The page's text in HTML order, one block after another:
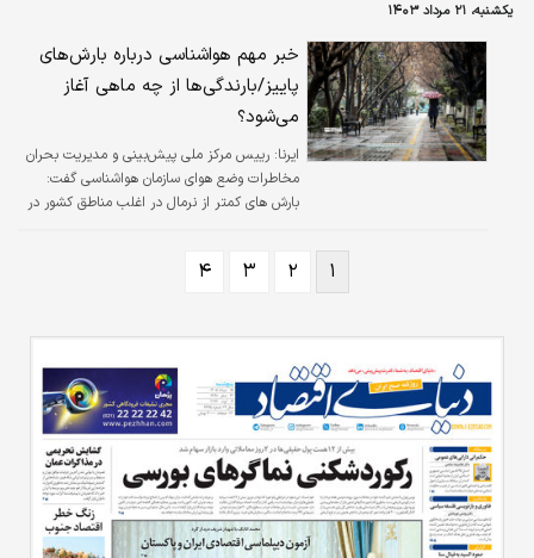
بین‌‌‌المللی سال به سال در حال افزایش است و
تولوم (مکزیک)؛ مایورکا (اسپانیا) و توکیو (ژاپن)
جزو برترین مقاصد پرطرفدار پاییزی به شمار
می‌‌‌روند.
یکشنبه، ۲۱ مرداد ۱۴۰۳
خبر مهم هواشناسی درباره بارش‌های
پاییز/بارندگی‌ها از چه ماهی آغاز
می‌شود؟
ایرنا: رییس مرکز ملی پیش‌بینی و مدیریت بحران
مخاطرات وضع هوای سازمان هواشناسی گفت:
بارش های کمتر از نرمال در اغلب مناطق کشور در
مجازی به عنوان «پیش بینی پاییز سخت با
۱ ۲ ۳ ۴